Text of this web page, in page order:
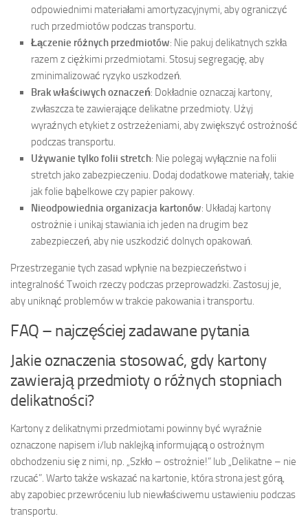
odpowiednimi materiałami amortyzacyjnymi, aby ograniczyć
ruch przedmiotów podczas transportu.
Łączenie różnych przedmiotów: Nie pakuj delikatnych szkła
razem z ciężkimi przedmiotami. Stosuj segregację, aby
zminimalizować ryzyko uszkodzeń.
Brak właściwych oznaczeń: Dokładnie oznaczaj kartony,
zwłaszcza te zawierające delikatne przedmioty. Użyj
wyraźnych etykiet z ostrzeżeniami, aby zwiększyć ostrożność
podczas transportu.
Używanie tylko folii stretch: Nie polegaj wyłącznie na folii
stretch jako zabezpieczeniu. Dodaj dodatkowe materiały, takie
jak folie bąbelkowe czy papier pakowy.
Nieodpowiednia organizacja kartonów: Układaj kartony
ostrożnie i unikaj stawiania ich jeden na drugim bez
zabezpieczeń, aby nie uszkodzić dolnych opakowań.
Przestrzeganie tych zasad wpłynie na bezpieczeństwo i
integralność Twoich rzeczy podczas przeprowadzki. Zastosuj je,
aby uniknąć problemów w trakcie pakowania i transportu.
FAQ – najczęściej zadawane pytania
Jakie oznaczenia stosować, gdy kartony
zawierają przedmioty o różnych stopniach
delikatności?
Kartony z delikatnymi przedmiotami powinny być wyraźnie
oznaczone napisem i/lub naklejką informującą o ostrożnym
obchodzeniu się z nimi, np. „Szkło – ostrożnie!” lub „Delikatne – nie
rzucać”. Warto także wskazać na kartonie, która strona jest górą,
aby zapobiec przewróceniu lub niewłaściwemu ustawieniu podczas
transportu.